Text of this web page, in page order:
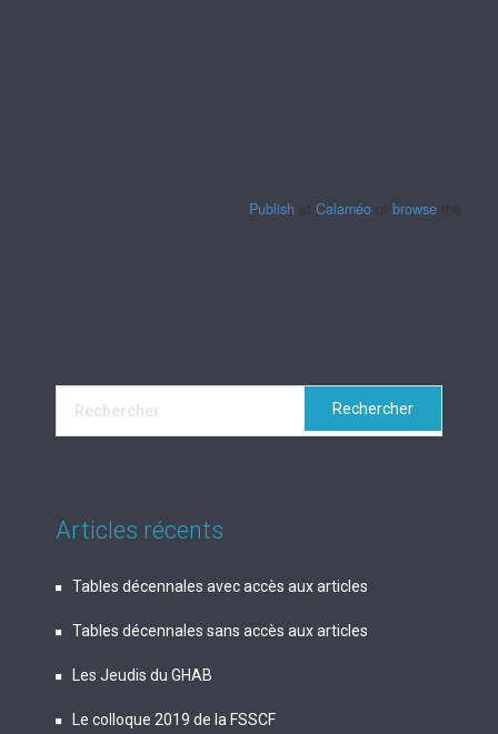
Publish Calaméo browse
Articles récents
Tables décennales avec accès aux articles
Tables décennales sans accès aux articles
Les Jeudis du GHAB
Le colloque 2019 de la FSSCF